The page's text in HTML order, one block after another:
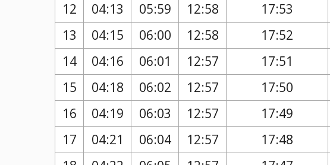
12
04:13 05:59 12:58 17:53
13
04:15 06:00 12:58 17:52
14
04:16 06:01 12:57 17:51
15
04:18 06:02 12:57 17:50
16
04:19 06:03 12:57 17:49
17
04:21 06:04 12:57 17:48